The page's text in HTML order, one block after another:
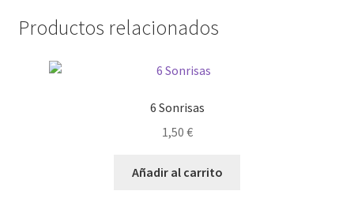
Productos relacionados
6 Sonrisas
1,50 €
Añadir al carrito